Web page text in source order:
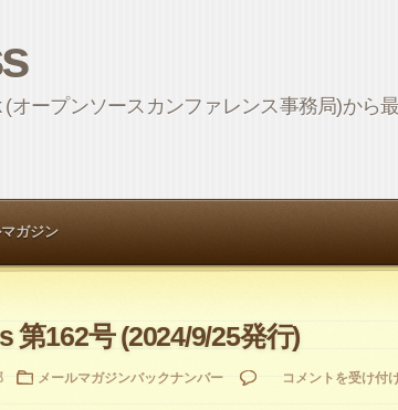
(オープンソースカンファレンス事務局)から
ガジン
第162号 (2024/9/25発行)
メールマガジンバックナンバー OSPN
コメントを受け付